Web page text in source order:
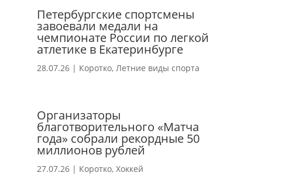
Петербургские спортсмены
завоевали медали на
чемпионате России по легкой
атлетике в Екатеринбурге
28.07.26| Коротко, Летние виды спорта
Организаторы
благотворительного «Матча
года» собрали рекордные 50
миллионов рублей
27.07.26| Коротко, Хоккей